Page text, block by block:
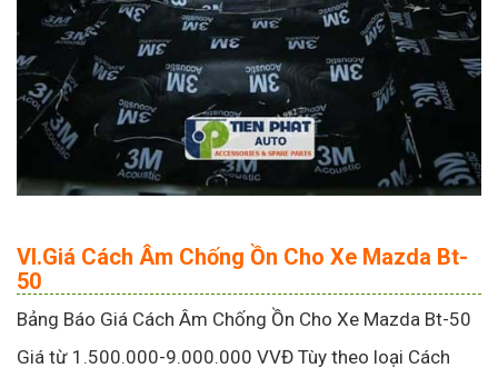
VI.Giá Cách Âm Chống Ồn Cho Xe Mazda Bt-
50
Bảng Báo Giá Cách Âm Chống Ồn Cho Xe Mazda Bt-50
Giá từ 1.500.000-9.000.000 VVĐ Tùy theo loại Cách